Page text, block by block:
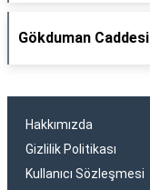
Gökduman Caddesi
Hakkımızda
Gizlilik Politikası
Kullanıcı Sözleşmesi